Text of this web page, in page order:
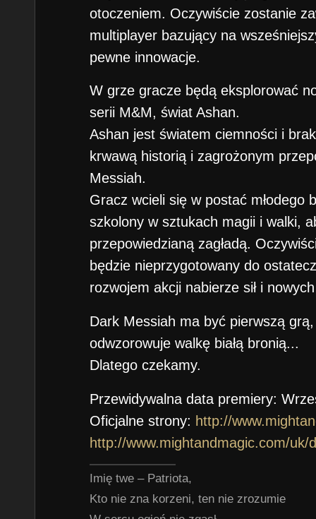
otoczeniem. Oczywiście zostanie
multiplayer bazujący na
pewne innowacje.
W grze gracze będą eksplorować
serii M&M, świat Ashan.
Ashan jest światem ciemności i
krwawą historią i zagrożonym
Messiah.
Gracz wcieli się w postać młodego
szkolony w sztukach magii i walki,
przepowiedzianą zagładą.
będzie nieprzygotowany do
rozwojem akcji nabierze sił i
Dark Messiah ma być pierwszą
odwzorowuje walkę białą bronią...
Dlatego czekamy.
Przewidywalna data premiery:
Oficjalne strony: http://
http://www.mightandmagic.com/uk/
Imię twe – Patriota,
Kto nie zna korzeni, ten nie zrozumie